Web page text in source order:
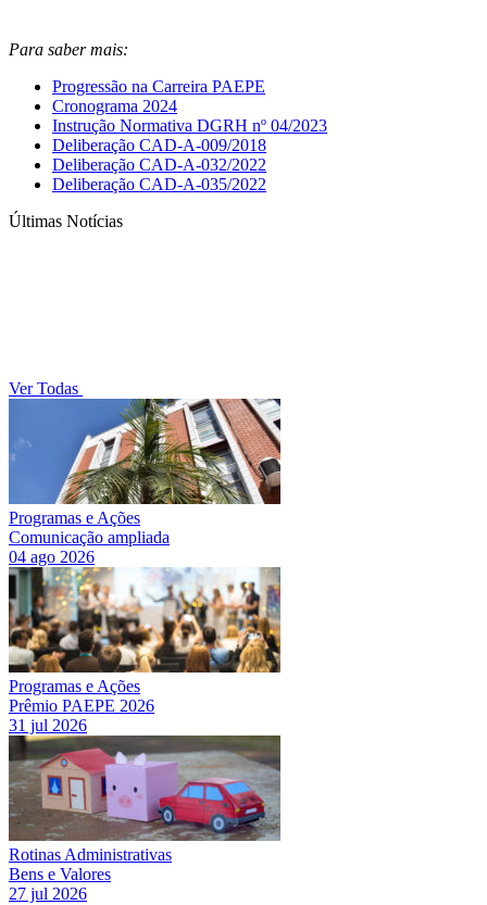
Para saber mais:
Progressão na Carreira PAEPE
Cronograma 2024
Instrução Normativa DGRH nº 04/2023
Deliberação CAD-A-009/2018
Deliberação CAD-A-032/2022
Deliberação CAD-A-035/2022
Últimas Notícias
Ver Todas
Programas e Ações
Comunicação ampliada
04 ago 2026
Programas e Ações
Prêmio PAEPE 2026
31 jul 2026
Rotinas Administrativas
Bens e Valores
27 jul 2026